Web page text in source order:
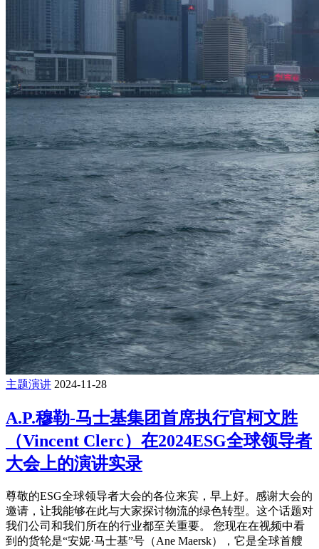
主题演讲 2024-11-28
A.P.穆勒-马士基集团首席执行官柯文胜
（Vincent Clerc）在2024ESG全球领导者
大会上的演讲实录
尊敬的ESG全球领导者大会的各位来宾，早上好。感谢大会的
邀请，让我能够在此与大家探讨物流的绿色转型。这个话题对
我们公司和我们所在的行业都至关重要。 您现在在视频中看
到的货轮是“安妮·马士基”号（Ane Maersk），它是全球首艘